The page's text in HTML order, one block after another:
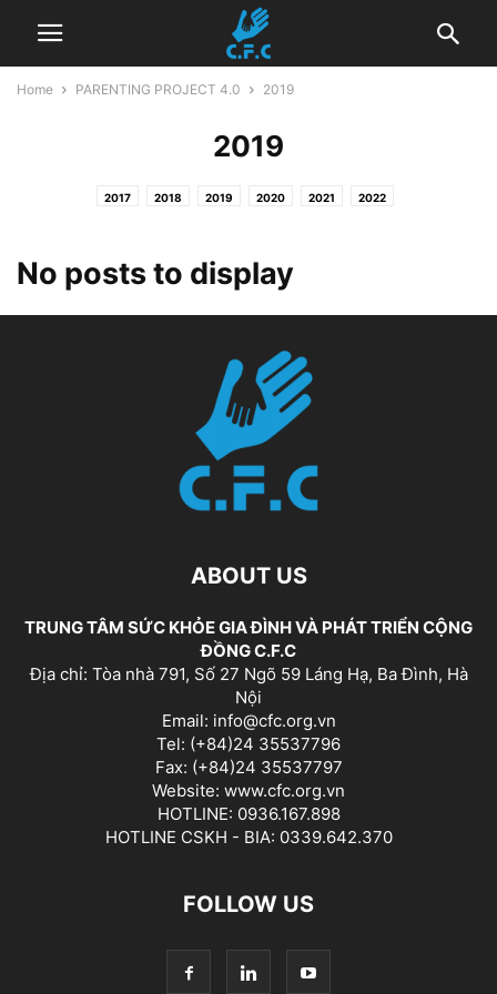
Home PARENTING PROJECT 4.0 2019
2019
2017 2018 2019 2020 2021 2022
No posts to display
ABOUT US
TRUNG TÂM SỨC KHỎE GIA ĐÌNH VÀ PHÁT TRIỂN CỘNG
ĐỒNG C.F.C
Địa chỉ: Tòa nhà 791, Số 27 Ngõ 59 Láng Hạ, Ba Đình, Hà
Nội
Email: info@cfc.org.vn
Tel: (+84)24 35537796
Fax: (+84)24 35537797
Website: www.cfc.org.vn
HOTLINE: 0936.167.898
HOTLINE CSKH - BIA: 0339.642.370
FOLLOW US